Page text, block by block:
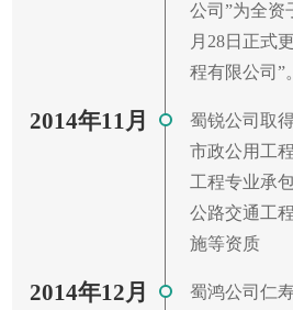
公司”为全资
月28日正式
程有限公司”。
2014年11月
蜀锐公司取
市政公用工
工程专业承
公路交通工
施等资质
2014年12月
蜀鸿公司仁